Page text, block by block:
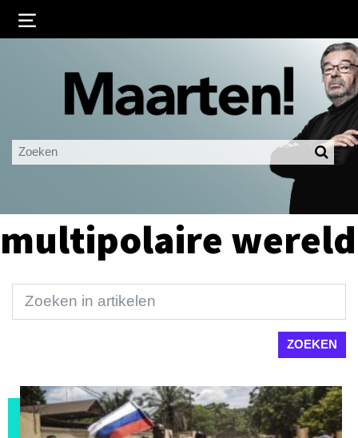
Ingelogd blijven
LOGIN
multipolaire wereld